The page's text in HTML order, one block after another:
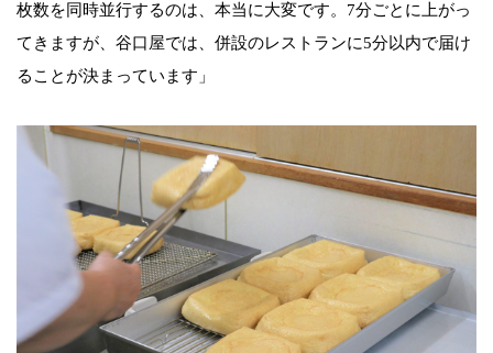
枚数を同時並行するのは、本当に大変です。7分ごとに上がっ
てきますが、谷口屋では、併設のレストランに5分以内で届け
ることが決まっています」